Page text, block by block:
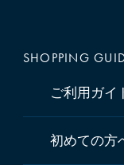
SHOPPING
ご利用ガイ
初めての方